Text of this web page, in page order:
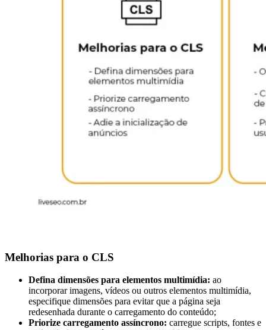
Melhorias para o CLS
Defina dimensões para elementos multimídia: ao
incorporar imagens, vídeos ou outros elementos multimídia,
especifique dimensões para evitar que a página seja
redesenhada durante o carregamento do conteúdo;
Priorize carregamento assíncrono: carregue scripts, fontes e